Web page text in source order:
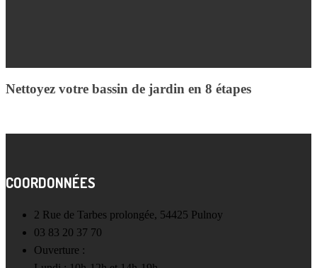
Nettoyez votre bassin de jardin en 8 étapes
COORDONNÉES
2 Rue de Tarbes prolongée, 54425 Pulnoy
03 83 20 37 70
Ouverture :